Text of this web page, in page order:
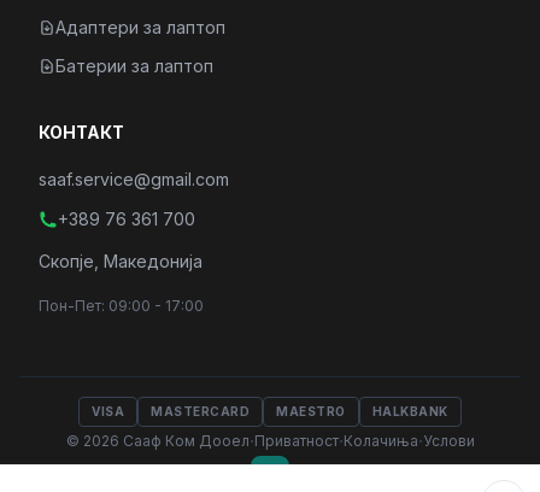
Адаптери за лаптоп
Батерии за лаптоп
КОНТАКТ
saaf.service@gmail.com
+389 76 361 700
Скопје, Македонија
Пон-Пет: 09:00 - 17:00
VISA MASTERCARD MAESTRO HALKBANK
© 2026 Сааф Ком Дооел·Приватност·Колачиња·Услови